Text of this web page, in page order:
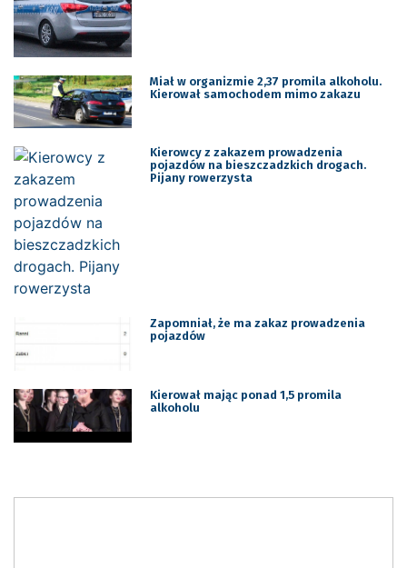
Miał w organizmie 2,37 promila alkoholu.
Kierował samochodem mimo zakazu
Kierowcy z zakazem prowadzenia
pojazdów na bieszczadzkich drogach.
Pijany rowerzysta
Zapomniał, że ma zakaz prowadzenia
pojazdów
Kierował mając ponad 1,5 promila
alkoholu